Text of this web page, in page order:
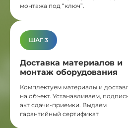
монтажа под “ключ”.
ШАГ 3
Доставка материалов и
монтаж оборудования
Комплектуем материалы и
на объект. Устанавливаем,
акт сдачи-приемки. Выдаем
гарантийный сертификат